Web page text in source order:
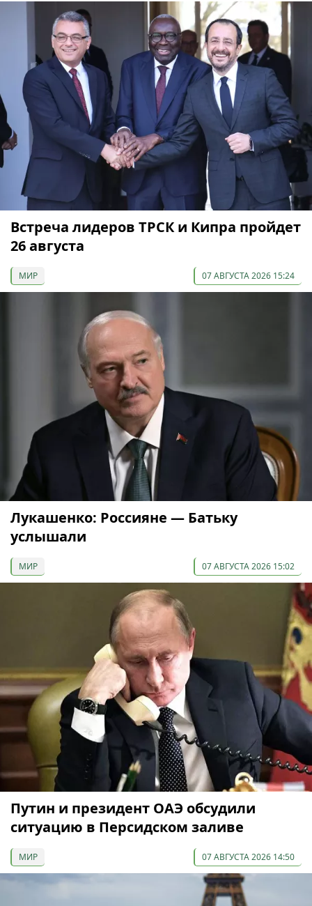
Встреча лидеров ТРСК и Кипра пройдет
26 августа
МИР 07 АВГУСТА 2026 15:24
Лукашенко: Россияне — Батьку
услышали
МИР 07 АВГУСТА 2026 15:02
Путин и президент ОАЭ обсудили
ситуацию в Персидском заливе
МИР 07 АВГУСТА 2026 14:50